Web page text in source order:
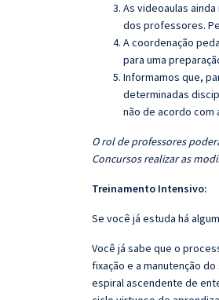
As videoaulas
dos professores.
A coordenação
para uma
Informamos que,
determinadas
não de acordo
O rol de professores
Concursos realizar as
Treinamento Intensivo:
Se você já estuda há
Você já sabe que o
fixação e a manutenção
espiral ascendente de